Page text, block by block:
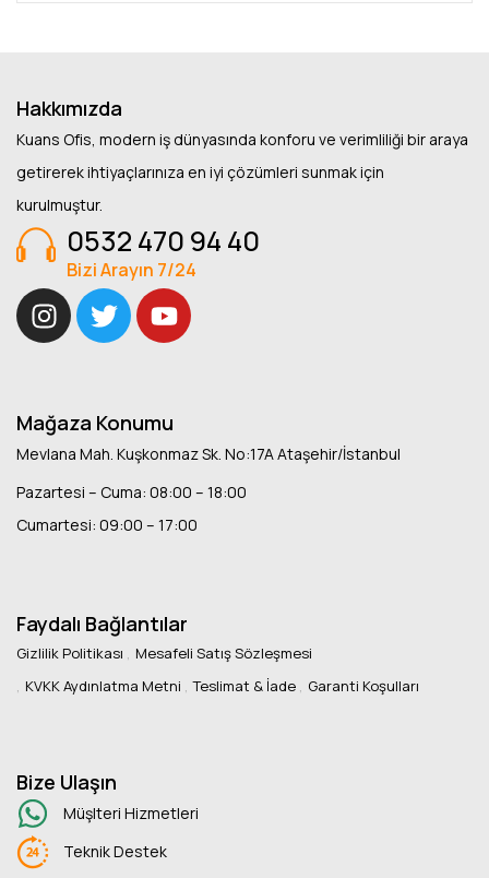
Hakkımızda
Kuans Ofis, modern iş dünyasında konforu ve verimliliği bir araya
getirerek ihtiyaçlarınıza en iyi çözümleri sunmak için
kurulmuştur.
0532 470 94 40
Bizi Arayın 7/24
Mağaza Konumu
Mevlana Mah. Kuşkonmaz Sk. No:17A Ataşehir/İstanbul
Pazartesi – Cuma: 08:00 – 18:00
Cumartesi: 09:00 – 17:00
Faydalı Bağlantılar
Gizlilik Politikası
Mesafeli Satış Sözleşmesi
KVKK Aydınlatma Metni
Teslimat & İade Garanti Koşulları
Bize Ulaşın
Müşlteri Hizmetleri
Teknik Destek